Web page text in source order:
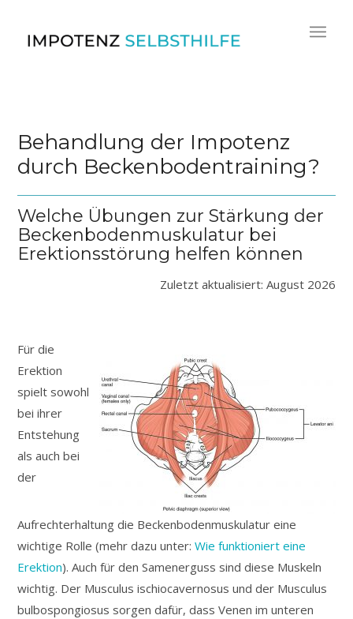
Behandlung der Impotenz
durch Beckenbodentraining?
Welche Übungen zur Stärkung der
Beckenbodenmuskulatur bei
Erektionsstörung helfen können
Zuletzt aktualisiert: August 2026
Für die
Erektion
spielt sowohl
bei ihrer
Entstehung
als auch bei
der
Aufrechterhaltung die Beckenbodenmuskulatur eine
wichtige Rolle (mehr dazu unter: Wie funktioniert eine
Erektion). Auch für den Samenerguss sind diese Muskeln
wichtig. Der Musculus ischiocavernosus und der Musculus
bulbospongiosus sorgen dafür, dass Venen im unteren